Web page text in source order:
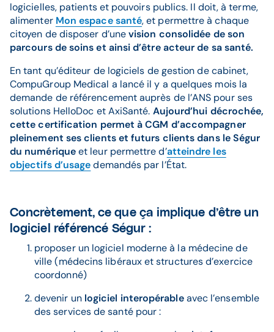
logicielles, patients et pouvoirs publics. Il doit, à terme,
alimenter Mon espace santé, et permettre à chaque
citoyen de disposer d’unevision consolidée de son
parcours de soins et ainsi d’être acteur de sa santé.
En tant qu’éditeur de logiciels de gestion de cabinet,
CompuGroup Medical a lancé il y a quelques mois la
demande de référencement auprès de l’ANS pour ses
solutions HelloDoc et AxiSanté. Aujourd’hui décrochée,
cette certification permet à CGM d’accompagner
pleinement ses clients et futurs clients dans le Ségur
du numériqueet leur permettre d’atteindre les
objectifs d’usagedemandés par l’État.
Concrètement, ce que ça implique d’être un
logiciel référencé Ségur :
proposer un logiciel moderne à la médecine de
ville (médecins libéraux et structures d’exercice
coordonné)
devenir un logiciel interopérableavec l’ensemble
des services de santé pour :